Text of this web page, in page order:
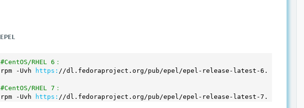
#CentOS/RHEL 6：
rpm -Uvh
https: //dl.fedoraproject.org/pub/epel/epel -release-latest-6 .noarch.rpm
#CentOS/RHEL 7：
rpm -Uvh
https: //dl.fedoraproject.org/pub/epel/epel -release-latest-7